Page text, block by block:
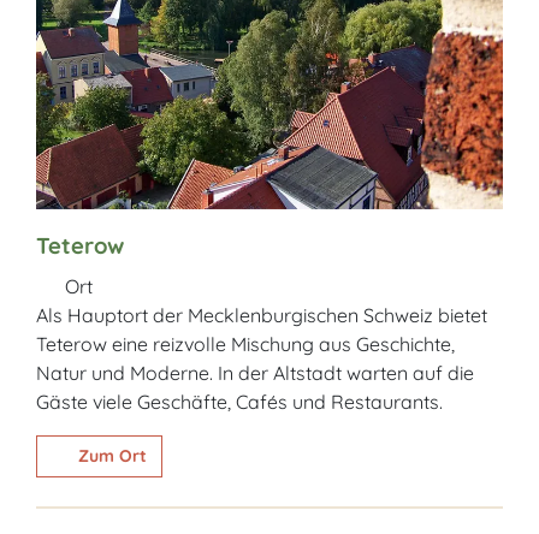
Teterow
Ort
Als Hauptort der Mecklenburgischen Schweiz bietet
Teterow eine reizvolle Mischung aus Geschichte,
Natur und Moderne. In der Altstadt warten auf die
Gäste viele Geschäfte, Cafés und Restaurants.
Zum Ort